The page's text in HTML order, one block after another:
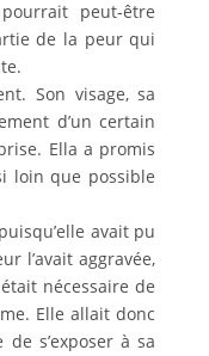
peut-être
de la peur qui
Son visage, sa
d’un certain
Ella a promis
loin que possible
avait pu
l’avait aggravée,
nécessaire de
Elle allait donc
s’exposer à sa